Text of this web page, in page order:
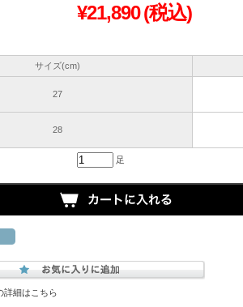
¥21,890(税込)
サイズ(cm)
27
28
足
詳細はこちら